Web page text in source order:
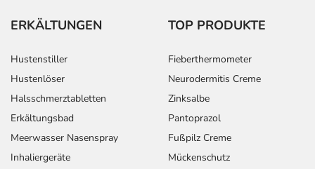
ERKÄLTUNGEN
Hustenstiller
Hustenlöser
Halsschmerztabletten
Erkältungsbad
Meerwasser Nasenspray
Inhaliergeräte
TOP PRODUKTE
Fieberthermometer
Neurodermitis Creme
Zinksalbe
Pantoprazol
Fußpilz Creme
Mückenschutz